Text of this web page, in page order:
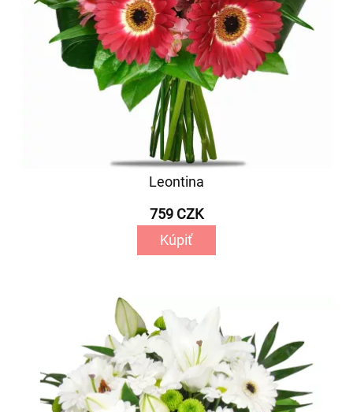
Leontina
759 CZK
Kúpiť